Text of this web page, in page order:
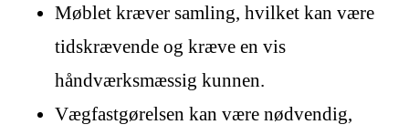
Møblet kræver samling, hvilket kan være
tidskrævende og kræve en vis
håndværksmæssig kunnen.
Vægfastgørelsen kan være nødvendig,